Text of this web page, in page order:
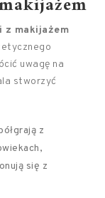
z makijażem
uwagę na
stworzyć
z
się z